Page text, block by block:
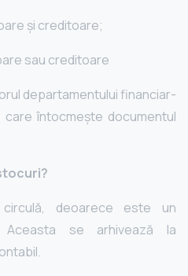
și creditoare;
sau creditoare
departamentului financiar-
întocmește documentul
deoarece este un
se arhivează la